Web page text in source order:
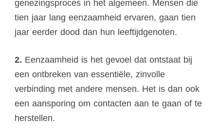
genezingsproces in het algemeen. Mensen die
tien jaar lang eenzaamheid ervaren, gaan tien
jaar eerder dood dan hun leeftijdgenoten.
2. Eenzaamheid is het gevoel dat ontstaat bij
een ontbreken van essentiële, zinvolle
verbinding met andere mensen. Het is dan ook
een aansporing om contacten aan te gaan of te
herstellen.